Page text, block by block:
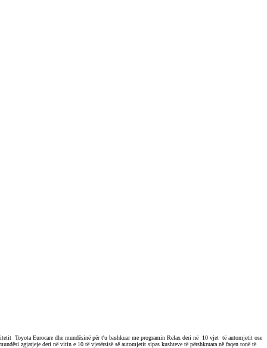
Toyota Eurocare dhe mundësinë për t'u bashkuar me programin Relax deri në 10 vjet të automjetit ose
zgjatjeje deri në vitin e 10 të vjetërsisë së automjetit sipas kushteve të përshkruara në faqen tonë të